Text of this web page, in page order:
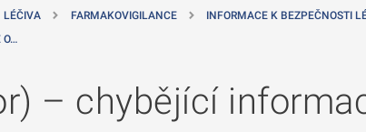
LÉČIVA FARMAKOVIGILANCE INFORMACE K BEZPEČNOSTI
O…
– chybějící